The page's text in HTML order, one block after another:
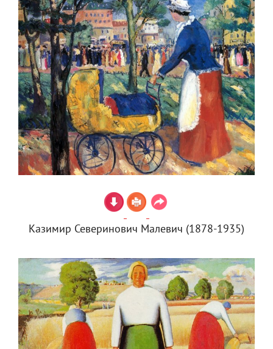
Казимир Северинович Малевич (1878-1935)